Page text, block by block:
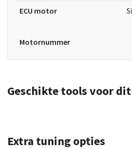
ECU motor
Motornummer
Geschikte tools voor
Extra tuning opties